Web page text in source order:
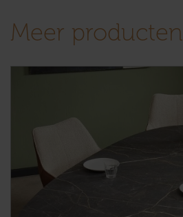
Meer producten